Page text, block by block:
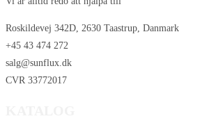
Roskildevej 342D, 2630 Taastrup, Danmark
+45 43 474 272
salg@sunflux.dk
CVR 33772017